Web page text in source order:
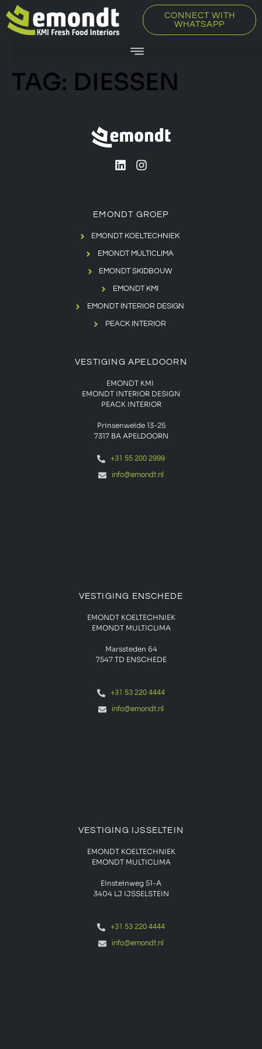
CONNECT WITH
WHATSAPP
TAG: DIESSEN
EMONDT GROEP
EMONDT KOELTECHNIEK
EMONDT MULTICLIMA
EMONDT SKIDBOUW
EMONDT KMI
EMONDT INTERIOR DESIGN
PEACK INTERIOR
VESTIGING APELDOORN
EMONDT KMI
EMONDT INTERIOR DESIGN
PEACK INTERIOR
Prinsenweide 13-25
7317 BA APELDOORN
+31 55 200 2999
info@emondt.nl
VESTIGING ENSCHEDE
EMONDT KOELTECHNIEK
EMONDT MULTICLIMA
Marssteden 64
7547 TD ENSCHEDE
+31 53 220 4444
info@emondt.nl
VESTIGING IJSSELTEIN
EMONDT KOELTECHNIEK
EMONDT MULTICLIMA
Einsteinweg 51-A
3404 LJ IJSSELSTEIN
+31 53 220 4444
info@emondt.nl